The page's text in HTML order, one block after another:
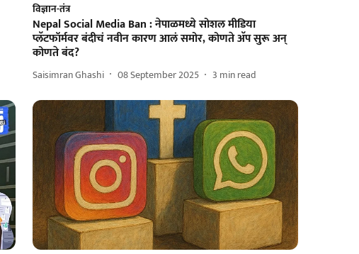
विज्ञान-तंत्र
Nepal Social Media Ban : नेपाळमध्ये सोशल मीडिया
प्लॅटफॉर्मवर बंदीचं नवीन कारण आलं समोर, कोणते अ‍ॅप सुरू अन्
कोणते बंद?
Saisimran Ghashi 08 September 2025 3 min read